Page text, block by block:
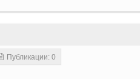
Публикации: 0